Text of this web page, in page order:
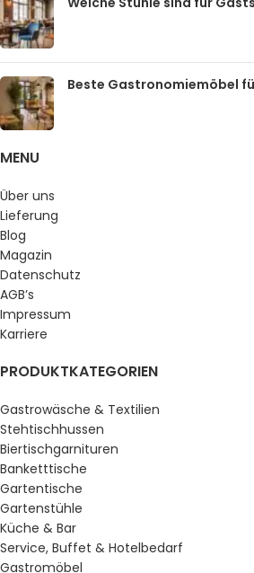
Beste Gastronomiemöbel
MENU
Über uns
Lieferung
Blog
Magazin
Datenschutz
AGB’s
Impressum
Karriere
PRODUKTKATEGORIEN
Gastrowäsche & Textilien
Stehtischhussen
Biertischgarnituren
Banketttische
Gartentische
Gartenstühle
Küche & Bar
Service, Buffet & Hotelbedarf
Gastromöbel